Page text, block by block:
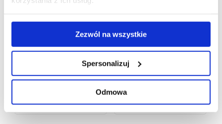
Zezwól na wszystkie
Spersonalizuj
Odmowa